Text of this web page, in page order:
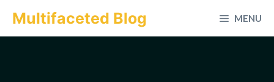
Multifaceted Blog MENU